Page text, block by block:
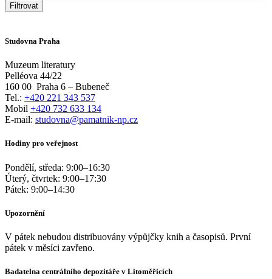
Filtrovat
Studovna Praha
Muzeum literatury
Pelléova 44/22
160 00 Praha 6 – Bubeneč
Tel.: +420 221 343 537
Mobil +420 732 633 134
E-mail: studovna@pamatnik-np.cz
Hodiny pro veřejnost
Pondělí, středa: 9:00–16:30
Úterý, čtvrtek: 9:00–17:30
Pátek: 9:00–14:30
Upozornění
V pátek nebudou distribuovány výpůjčky knih a časopisů. První
pátek v měsíci zavřeno.
Badatelna centrálního depozitáře v Litoměřicích